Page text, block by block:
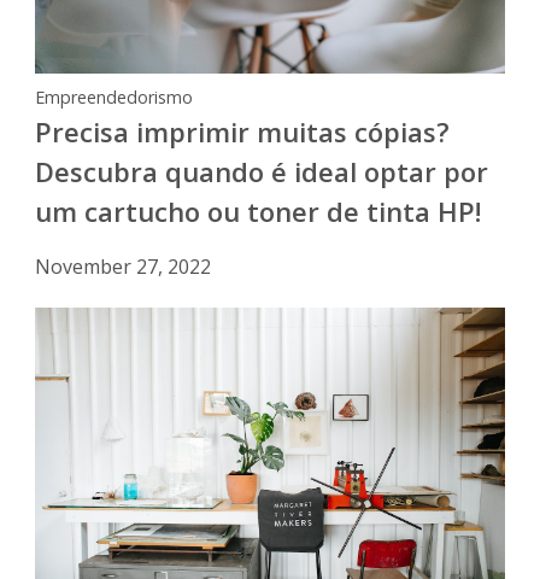
Empreendedorismo
Precisa imprimir muitas cópias?
Descubra quando é ideal optar por
um cartucho ou toner de tinta HP!
November 27, 2022